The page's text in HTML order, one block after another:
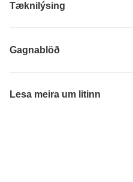
Tæknilýsing
Gagnablöð
Lesa meira um litinn